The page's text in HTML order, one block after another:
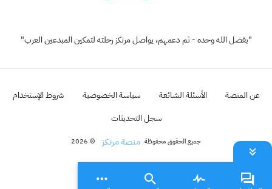
"بفضل الله وحده - ثم دعمهم، يواصل مرتكز رحلته لتمكين المبدعين العرب"
عن المنصة الأسئلة الشائعة سياسة الخصوصية
شروط الإستخدام
سجل التحديثات
جميع الحقوق محفوظة منصة مرتكز © 2026